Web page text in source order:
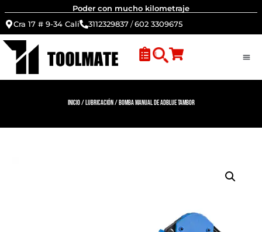
Poder con mucho kilometraje
Cra 17 # 9-34 Cali
3112329837/602 3309675
Inicio/ Lubricación / Bomba manual de Adblue tambor